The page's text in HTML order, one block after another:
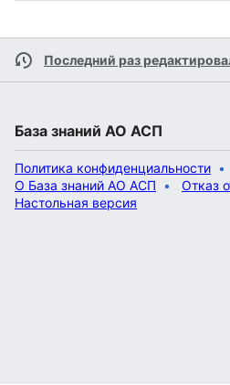
Последний раз
База знаний АО АСП
Политика конфиденциальности
О База знаний АО АСП
Отказ
Настольная версия